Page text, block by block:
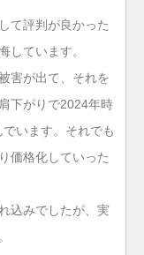
て評判が良かった
しています。
害が出て、それを
下がりで2024年時
います。それでも
価格化していった
込みでしたが、実